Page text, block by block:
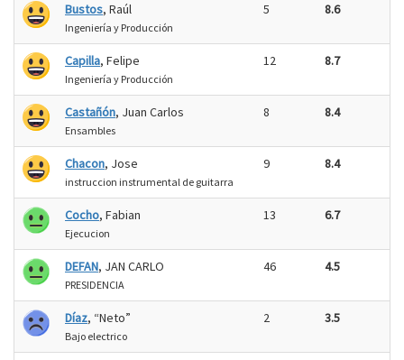
Bustos, Raúl
Ingeniería y Producción
5 8.6
Capilla, Felipe
Ingeniería y Producción
12 8.7
Castañón, Juan Carlos
Ensambles
8 8.4
Chacon, Jose
instruccion instrumental de guitarra
9 8.4
Cocho, Fabian
Ejecucion
13 6.7
DEFAN, JAN CARLO
PRESIDENCIA
46 4.5
Díaz, “Neto”
Bajo electrico
2 3.5